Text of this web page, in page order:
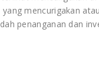
mencurigakan
penanganan dan